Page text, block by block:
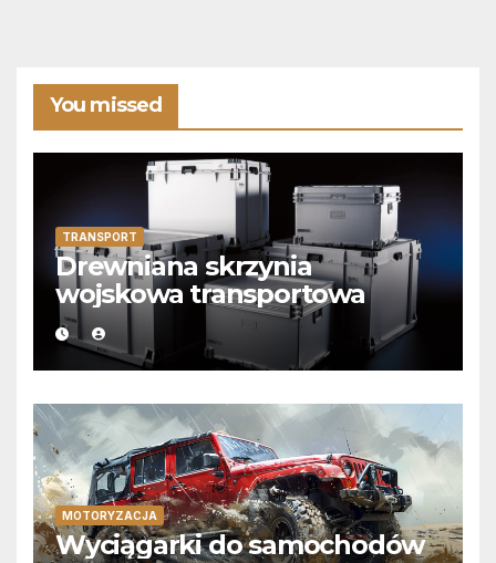
You missed
TRANSPORT
Drewniana skrzynia
wojskowa transportowa
MOTORYZACJA
Wyciągarki do samochodów